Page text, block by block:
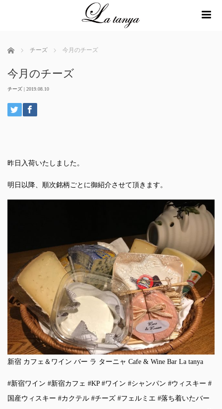
ホーム チーズ 今月のチーズ
今月のチーズ
チーズ | 2019.08.10
昨日入荷いたしました。
明日以降、順次銘柄ごとに御紹介させて頂きます。
新宿 カフェ＆ワイン バー ラ ターニャ Cafe & Wine Bar La tanya
#新宿ワイン #新宿カフェ #KP #ワイン #シャンパン #ウィスキー #
国産ウィスキー #カクテル #チーズ #フェルミエ #落ち着いたバー